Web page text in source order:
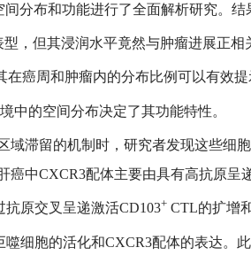
分布和功能进行了全面解析研究。
，但其浸润水平竟然与肿瘤进展正相
癌周和肿瘤内的分布比例可以有效
中的空间分布决定了其功能特性。
域滞留的机制时，研究者发现这些细
癌中CXCR3配体主要由具有高抗原呈
原交叉呈递激活CD103+ CTL的扩增
细胞的活化和CXCR3配体的表达。